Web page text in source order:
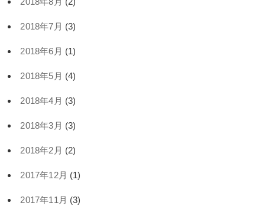
2018年7月 (3)
2018年6月 (1)
2018年5月 (4)
2018年4月 (3)
2018年3月 (3)
2018年2月 (2)
2017年12月 (1)
2017年11月 (3)